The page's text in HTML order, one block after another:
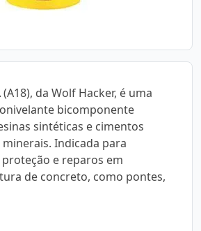
da Wolf Hacker, é uma
bicomponente
sintéticas e cimentos
Indicada para
e reparos em
de concreto, como pontes,